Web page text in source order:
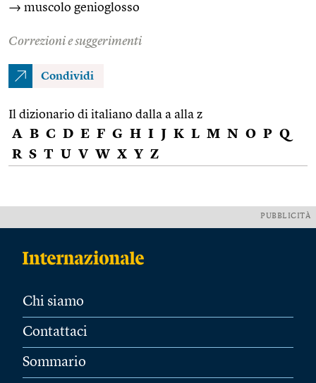
→ muscolo genioglosso
Correzioni e suggerimenti
Condividi
Il dizionario di italiano dalla a alla z
A B C D E F G H I J K L M N O P Q
R S T U V W X Y Z
PUBBLICITÀ
Chi siamo
Contattaci
Sommario